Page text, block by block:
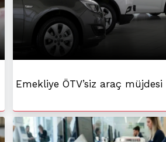
Emekliye ÖTV’siz araç müjdesi